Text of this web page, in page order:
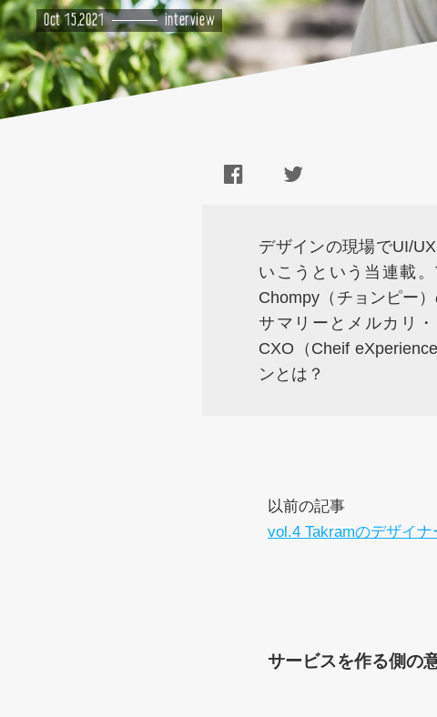
Oct 15,2021 interview
デザインの現場でUI/
いこうという当連載
Chompy（チョンピー
サマリーとメルカリ
CXO（Cheif
ンとは？
以前の記事
vol.4 Takramのデザイ
サービスを作る側の